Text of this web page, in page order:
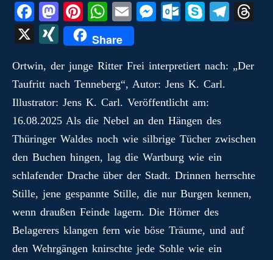
Fa
ce
bo
ok
M
as
to
do
n
Pi
nt
er
es
t
W
ha
ts
A
pp
E
m
ail
M
ng
er
O
ok
.c
o
m
S
Te
a
ds
X
X
N
G
Share
Ortwin, der junge Ritter Frei interpretiert nach: „Der
Taufritt nach Tenneberg“, Autor: Jens K. Carl.
Illustrator: Jens K. Carl. Veröffentlicht am:
16.08.2025 Als die Nebel an den Hängen des
Thüringer Waldes noch wie silbrige Tücher zwischen
den Buchen hingen, lag die Wartburg wie ein
schlafender Drache über der Stadt. Drinnen herrschte
Stille, jene gespannte Stille, die nur Burgen kennen,
wenn draußen Feinde lagern. Die Hörner des
Belagerers klangen fern wie böse Träume, und auf
den Wehrgängen knirschte jede Sohle wie ein